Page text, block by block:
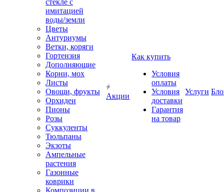
стекле с
имитацией
воды/земли
Цветы
Антуриумы
Ветки, коряги
Гортензия
Дополняющие
Корни, мох
Листы
Овощи, фрукты
Орхидеи
Пионы
Розы
Суккуленты
Тюльпаны
Экзоты
Ампельные
растения
Газонные
коврики
Композиции в
Акции
Как купить
Условия
оплаты
Условия
доставки
Гарантия
на товар
Услуги